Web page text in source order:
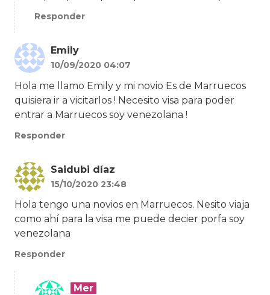
Responder
Emily
10/09/2020 04:07
Hola me llamo Emily y mi novio Es de Marruecos
quisiera ir a vicitarlos ! Necesito visa para poder
entrar a Marruecos soy venezolana !
Responder
Saidubi díaz
15/10/2020 23:48
Hola tengo una novios en Marruecos. Nesito viaja
como ahí para la visa me puede decier porfa soy
venezolana
Responder
Mer